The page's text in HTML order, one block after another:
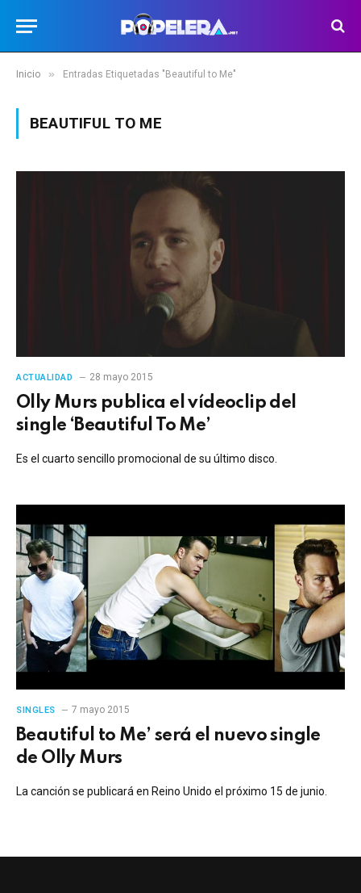
Inicio » Entradas Etiquetadas "Beautiful to Me"
BEAUTIFUL TO ME
ACTUALIDAD 28 mayo 2015
Olly Murs publica el vídeoclip del
single ‘Beautiful To Me’
Es el cuarto sencillo promocional de su último disco.
SINGLES 7 mayo 2015
Beautiful to Me’ será el nuevo single
de Olly Murs
La canción se publicará en Reino Unido el próximo 15 de junio.